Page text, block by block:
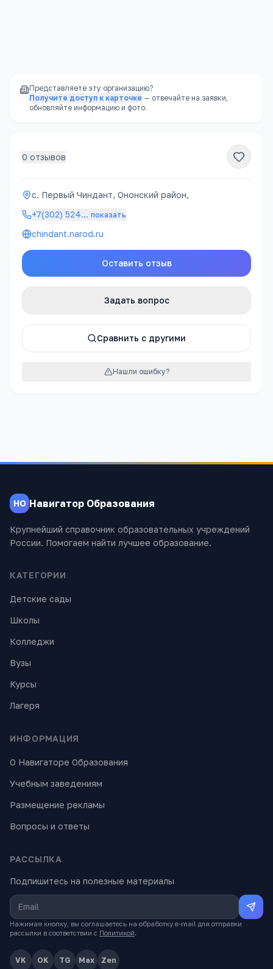
Представляете эту организацию?
Получите доступ к карточке — отвечайте на заявки,
обновляйте информацию и фото.
0 отзывов
с. Первый Чиндант, Ононский район,
+7(302) 524… показать
chindant.narod.ru
Оставить отзыв
Задать вопрос
Сравнить с другими
Нашли ошибку?
НО Навигатор Образования
Крупнейший справочник образовательных учреждений
России. Помогаем найти лучшее образование.
КАТЕГОРИИ
Детские сады
Школы
Колледжи
Вузы
Курсы
Лагеря
ИНФОРМАЦИЯ
О Навигаторе Образования
Учебным заведениям
Размещение рекламы
Вопросы и ответы
РАССЫЛКА
Подпишитесь на полезные материалы
Нажимая кнопку, вы соглашаетесь на обработку e-mail для отправки
рассылки в соответствии с Политикой.
VK OK TG Max Zen